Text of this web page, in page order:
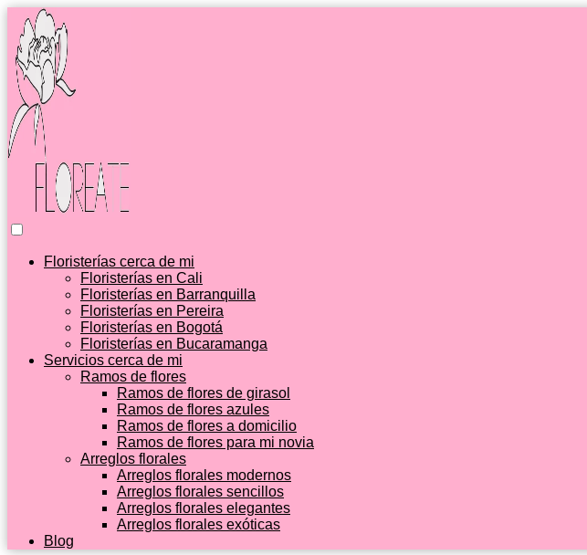
Floristerías cerca de mi
Floristerías en Cali
Floristerías en Barranquilla
Floristerías en Pereira
Floristerías en Bogotá
Floristerías en Bucaramanga
Servicios cerca de mi
Ramos de flores
Ramos de flores de girasol
Ramos de flores azules
Ramos de flores a domicilio
Ramos de flores para mi novia
Arreglos florales
Arreglos florales modernos
Arreglos florales sencillos
Arreglos florales elegantes
Arreglos florales exóticas
Blog